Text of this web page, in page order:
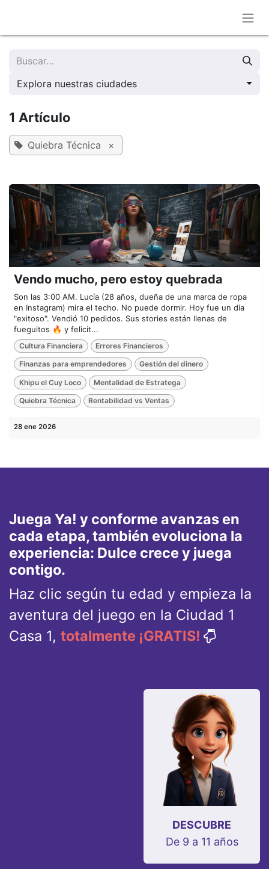
Explora nuestras ciudades
1 Artículo
Quiebra Técnica ×
Vendo mucho, pero estoy quebrada
Son las 3:00 AM. Lucía (28 años, dueña de una marca de ropa
en Instagram) mira el techo. No puede dormir. Hoy fue un día
"exitoso". Vendió 10 pedidos. Sus stories están llenas de
fueguitos 🔥 y felicit...
Cultura Financiera Errores Financieros
Finanzas para emprendedores Gestión del dinero
Khipu el Cuy Loco Mentalidad de Estratega
Quiebra Técnica Rentabilidad vs Ventas
28 ene 2026
Juega Ya! y conforme avanzas en
cada etapa, también evoluciona la
experiencia: Dulce crece y juega
contigo.
Haz clic según tu edad y empieza la
aventura del juego en la Ciudad 1
Casa 1, totalmente ¡GRATIS!
DESCUBRE
De 9 a 11 años